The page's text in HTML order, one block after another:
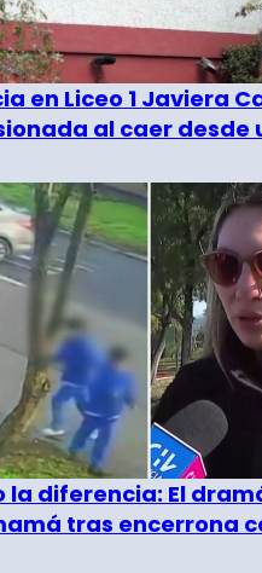
en Liceo 1 Javiera
al caer desde
la diferencia: El
tras encerrona